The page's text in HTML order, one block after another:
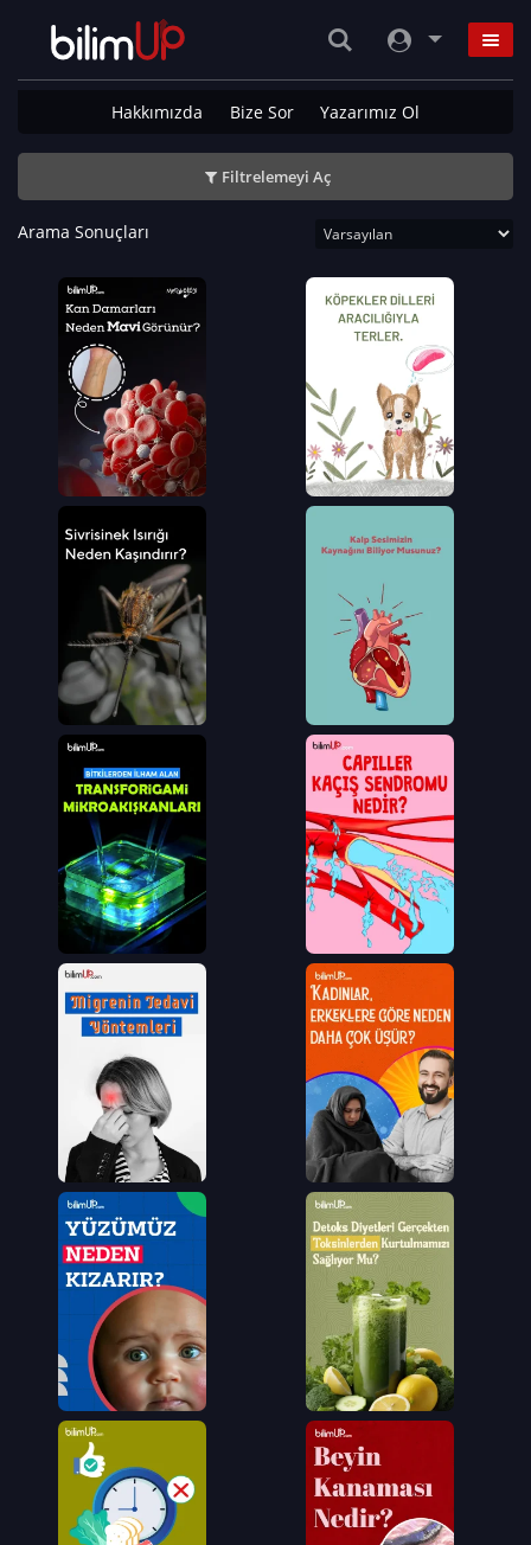
Hakkımızda Bize Sor Yazarımız Ol
Filtrelemeyi Aç
Arama Sonuçları